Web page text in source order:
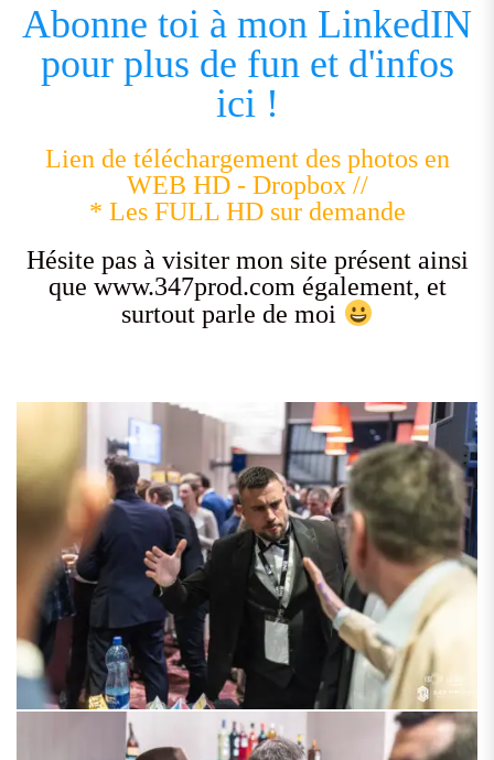
Abonne toi à mon LinkedIN
pour plus de fun et d'infos
ici !
Lien de téléchargement des photos en
WEB HD - Dropbox //
* Les FULL HD sur demande
Hésite pas à visiter mon site présent ainsi
que www.347prod.com également, et
surtout parle de moi